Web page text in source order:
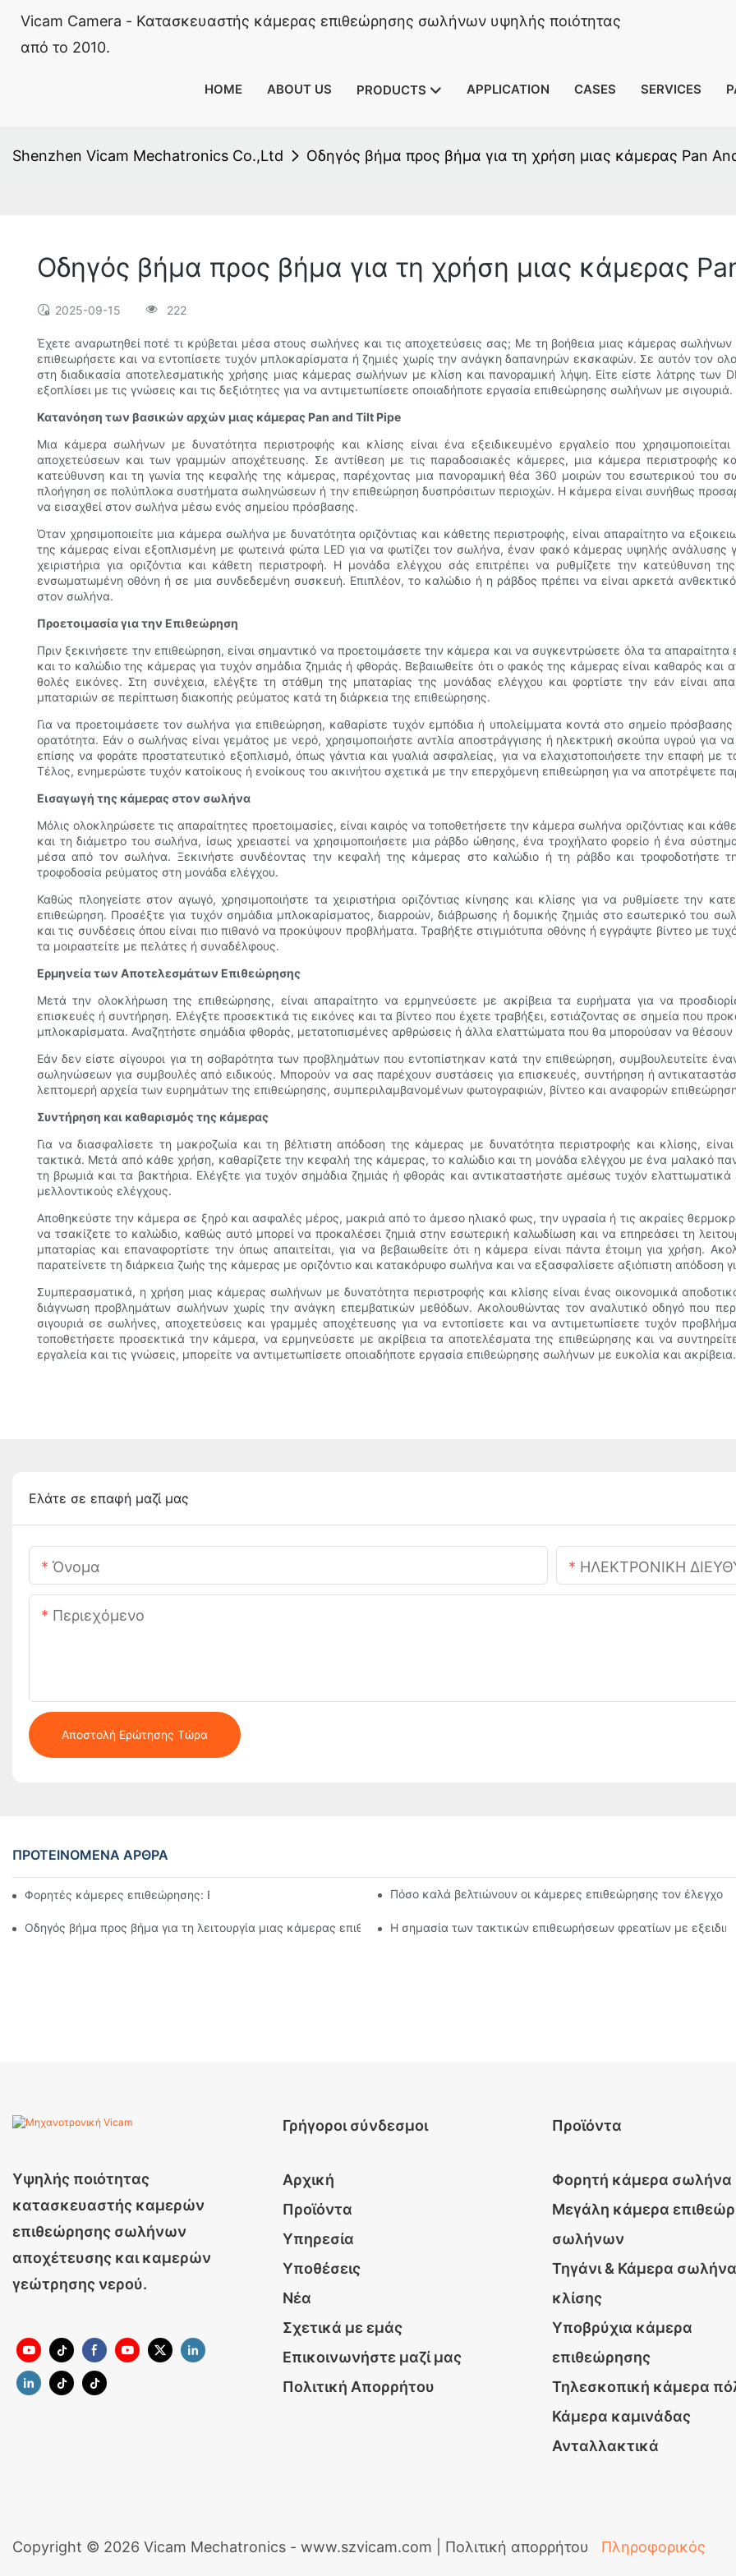
Vicam Camera - Κατασκευαστής κάμερας επιθεώρησης σωλήνων υψηλής ποιότητας
από το 2010.
HOME ABOUT US PRODUCTS APPLICATION CASES SERVICES
Shenzhen Vicam Mechatronics Co.,Ltd Οδηγός βήμα προς βήμα για τη χρήση μιας κάμερας Pan
Οδηγός βήμα προς βήμα για τη χρήση μιας κάμερας
2025-09-15 222
Έχετε αναρωτηθεί ποτέ τι κρύβεται μέσα στους σωλήνες και τις αποχετεύσεις σας; Με τη βοήθεια μιας κάμερας
επιθεωρήσετε και να εντοπίσετε τυχόν μπλοκαρίσματα ή ζημιές χωρίς την ανάγκη δαπανηρών εκσκαφών. Σε αυτόν τον
στη διαδικασία αποτελεσματικής χρήσης μιας κάμερας σωλήνων με κλίση και πανοραμική λήψη. Είτε είστε λάτρης των
εξοπλίσει με τις γνώσεις και τις δεξιότητες για να αντιμετωπίσετε οποιαδήποτε εργασία επιθεώρησης σωλήνων με σιγουριά.
Κατανόηση των βασικών αρχών μιας κάμερας Pan and Tilt Pipe
Μια κάμερα σωλήνων με δυνατότητα περιστροφής και κλίσης είναι ένα εξειδικευμένο εργαλείο που
αποχετεύσεων και των γραμμών αποχέτευσης. Σε αντίθεση με τις παραδοσιακές κάμερες, μια κάμερα περιστροφής
κατεύθυνση και τη γωνία της κεφαλής της κάμερας, παρέχοντας μια πανοραμική θέα 360 μοιρών του εσωτερικού του
πλοήγηση σε πολύπλοκα συστήματα σωληνώσεων ή την επιθεώρηση δυσπρόσιτων περιοχών. Η κάμερα είναι συνήθως
να εισαχθεί στον σωλήνα μέσω ενός σημείου πρόσβασης.
Όταν χρησιμοποιείτε μια κάμερα σωλήνα με δυνατότητα οριζόντιας και κάθετης περιστροφής, είναι απαραίτητο να
της κάμερας είναι εξοπλισμένη με φωτεινά φώτα LED για να φωτίζει τον σωλήνα, έναν φακό κάμερας υψηλής ανάλυσης
χειριστήρια για οριζόντια και κάθετη περιστροφή. Η μονάδα ελέγχου σάς επιτρέπει να ρυθμίζετε την
ενσωματωμένη οθόνη ή σε μια συνδεδεμένη συσκευή. Επιπλέον, το καλώδιο ή η ράβδος πρέπει να είναι αρκετά
στον σωλήνα.
Προετοιμασία για την Επιθεώρηση
Πριν ξεκινήσετε την επιθεώρηση, είναι σημαντικό να προετοιμάσετε την κάμερα και να συγκεντρώσετε όλα τα
και το καλώδιο της κάμερας για τυχόν σημάδια ζημιάς ή φθοράς. Βεβαιωθείτε ότι ο φακός της κάμερας είναι καθαρός
θολές εικόνες. Στη συνέχεια, ελέγξτε τη στάθμη της μπαταρίας της μονάδας ελέγχου και φορτίστε την εάν είναι
μπαταριών σε περίπτωση διακοπής ρεύματος κατά τη διάρκεια της επιθεώρησης.
Για να προετοιμάσετε τον σωλήνα για επιθεώρηση, καθαρίστε τυχόν εμπόδια ή υπολείμματα κοντά στο σημείο
ορατότητα. Εάν ο σωλήνας είναι γεμάτος με νερό, χρησιμοποιήστε αντλία αποστράγγισης ή ηλεκτρική σκούπα υγρού για
επίσης να φοράτε προστατευτικό εξοπλισμό, όπως γάντια και γυαλιά ασφαλείας, για να ελαχιστοποιήσετε την επαφή με
Τέλος, ενημερώστε τυχόν κατοίκους ή ενοίκους του ακινήτου σχετικά με την επερχόμενη επιθεώρηση για να αποτρέψετε
Εισαγωγή της κάμερας στον σωλήνα
Μόλις ολοκληρώσετε τις απαραίτητες προετοιμασίες, είναι καιρός να τοποθετήσετε την κάμερα σωλήνα οριζόντιας και
και τη διάμετρο του σωλήνα, ίσως χρειαστεί να χρησιμοποιήσετε μια ράβδο ώθησης, ένα τροχήλατο φορείο ή ένα
μέσα από τον σωλήνα. Ξεκινήστε συνδέοντας την κεφαλή της κάμερας στο καλώδιο ή τη ράβδο και τροφοδοτήστε
τροφοδοσία ρεύματος στη μονάδα ελέγχου.
Καθώς πλοηγείστε στον αγωγό, χρησιμοποιήστε τα χειριστήρια οριζόντιας κίνησης και κλίσης για να ρυθμίσετε την
επιθεώρηση. Προσέξτε για τυχόν σημάδια μπλοκαρίσματος, διαρροών, διάβρωσης ή δομικής ζημιάς στο εσωτερικό του
και τις συνδέσεις όπου είναι πιο πιθανό να προκύψουν προβλήματα. Τραβήξτε στιγμιότυπα οθόνης ή εγγράψτε βίντεο με
τα μοιραστείτε με πελάτες ή συναδέλφους.
Ερμηνεία των Αποτελεσμάτων Επιθεώρησης
Μετά την ολοκλήρωση της επιθεώρησης, είναι απαραίτητο να ερμηνεύσετε με ακρίβεια τα ευρήματα για να
επισκευές ή συντήρηση. Ελέγξτε προσεκτικά τις εικόνες και τα βίντεο που έχετε τραβήξει, εστιάζοντας σε σημεία που
μπλοκαρίσματα. Αναζητήστε σημάδια φθοράς, μετατοπισμένες αρθρώσεις ή άλλα ελαττώματα που θα μπορούσαν να θέσουν
Εάν δεν είστε σίγουροι για τη σοβαρότητα των προβλημάτων που εντοπίστηκαν κατά την επιθεώρηση, συμβουλευτείτε
σωληνώσεων για συμβουλές από ειδικούς. Μπορούν να σας παρέχουν συστάσεις για επισκευές, συντήρηση ή
λεπτομερή αρχεία των ευρημάτων της επιθεώρησης, συμπεριλαμβανομένων φωτογραφιών, βίντεο και αναφορών
Συντήρηση και καθαρισμός της κάμερας
Για να διασφαλίσετε τη μακροζωία και τη βέλτιστη απόδοση της κάμερας με δυνατότητα περιστροφής και κλίσης,
τακτικά. Μετά από κάθε χρήση, καθαρίζετε την κεφαλή της κάμερας, το καλώδιο και τη μονάδα ελέγχου με ένα μαλακό
τη βρωμιά και τα βακτήρια. Ελέγξτε για τυχόν σημάδια ζημιάς ή φθοράς και αντικαταστήστε αμέσως τυχόν
μελλοντικούς ελέγχους.
Αποθηκεύστε την κάμερα σε ξηρό και ασφαλές μέρος, μακριά από το άμεσο ηλιακό φως, την υγρασία ή τις ακραίες
να τσακίζετε το καλώδιο, καθώς αυτό μπορεί να προκαλέσει ζημιά στην εσωτερική καλωδίωση και να επηρεάσει τη
μπαταρίας και επαναφορτίστε την όπως απαιτείται, για να βεβαιωθείτε ότι η κάμερα είναι πάντα έτοιμη για χρήση.
παρατείνετε τη διάρκεια ζωής της κάμερας με οριζόντιο και κατακόρυφο σωλήνα και να εξασφαλίσετε αξιόπιστη απόδοση
Συμπερασματικά, η χρήση μιας κάμερας σωλήνων με δυνατότητα περιστροφής και κλίσης είναι ένας οικονομικά
διάγνωση προβλημάτων σωλήνων χωρίς την ανάγκη επεμβατικών μεθόδων. Ακολουθώντας τον αναλυτικό οδηγό που
σιγουριά σε σωλήνες, αποχετεύσεις και γραμμές αποχέτευσης για να εντοπίσετε και να αντιμετωπίσετε τυχόν
τοποθετήσετε προσεκτικά την κάμερα, να ερμηνεύσετε με ακρίβεια τα αποτελέσματα της επιθεώρησης και να
εργαλεία και τις γνώσεις, μπορείτε να αντιμετωπίσετε οποιαδήποτε εργασία επιθεώρησης σωλήνων με ευκολία και ακρίβεια.
Ελάτε σε επαφή μαζί μας
Όνομα ΗΛΕΚΤΡΟΝΙΚΗ
Περιεχόμενο
Αποστολή Ερώτησης Τώρα
ΠΡΟΤΕΙΝΌΜΕΝΑ ΆΡΘΡΑ
Φορητές κάμερες επιθεώρησης: Βασικά εργαλεία για επαγγελματίεςΠόσο καλά βελτιώνουν οι κάμερες επιθεώρησης τον έλεγχο
Οδηγός βήμα προς βήμα για τη λειτουργία μιας κάμερας επιθεώρησης φρέατοςΗ σημασία των τακτικών επιθεωρήσεων φρεατίων με
Υψηλής ποιότητας
κατασκευαστής καμερών
επιθεώρησης σωλήνων
αποχέτευσης και καμερών
γεώτρησης νερού.
Γρήγοροι σύνδεσμοι
Αρχική
Προϊόντα
Υπηρεσία
Υποθέσεις
Νέα
Σχετικά με εμάς
Επικοινωνήστε μαζί μας
Πολιτική Απορρήτου
Προϊόντα
Φορητή κάμερα σωλήνα
Μεγάλη κάμερα
σωλήνων
Τηγάνι & Κάμερα σωλήνα
κλίσης
Υποβρύχια κάμερα
επιθεώρησης
Τηλεσκοπική κάμερα
Κάμερα καμινάδας
Ανταλλακτικά
Copyright © 2026 Vicam Mechatronics - www.szvicam.com | Πολιτική απορρήτου Πληροφορικός